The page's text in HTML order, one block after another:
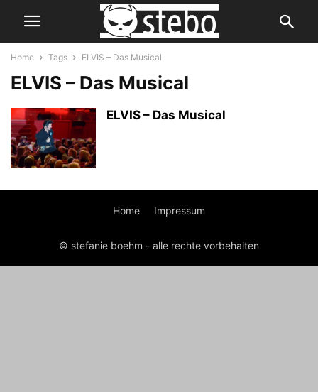
Home Tags ELVIS – Das Musical
ELVIS – Das Musical
ELVIS – Das Musical
Home Impressum
© stefanie boehm - alle rechte vorbehalten